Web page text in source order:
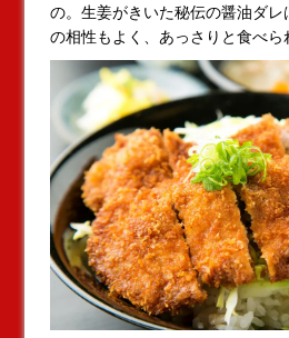
の。生姜がきいた秘伝の醤油ダレ
の相性もよく、あっさりと食べら